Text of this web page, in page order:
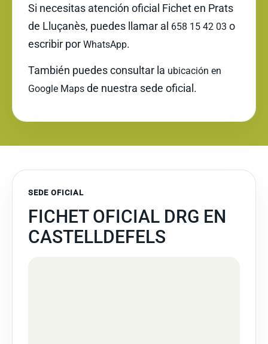
Si necesitas atención oficial Fichet en Prats
de Lluçanès, puedes llamar al 658 15 42 03 o
escribir por WhatsApp.
También puedes consultar la ubicación en
Google Maps de nuestra sede oficial.
SEDE OFICIAL
FICHET OFICIAL DRG EN
CASTELLDEFELS